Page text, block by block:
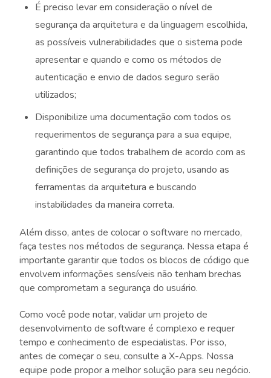
É preciso levar em consideração o nível de
segurança da arquitetura e da linguagem escolhida,
as possíveis vulnerabilidades que o sistema pode
apresentar e quando e como os métodos de
autenticação e envio de dados seguro serão
utilizados;
Disponibilize uma documentação com todos os
requerimentos de segurança para a sua equipe,
garantindo que todos trabalhem de acordo com as
definições de segurança do projeto, usando as
ferramentas da arquitetura e buscando
instabilidades da maneira correta.
Além disso, antes de colocar o software no mercado,
faça testes nos métodos de segurança. Nessa etapa é
importante garantir que todos os blocos de código que
envolvem informações sensíveis não tenham brechas
que comprometam a segurança do usuário.
Como você pode notar, validar um projeto de
desenvolvimento de software é complexo e requer
tempo e conhecimento de especialistas. Por isso,
antes de começar o seu, consulte a X-Apps. Nossa
equipe pode propor a melhor solução para seu negócio.